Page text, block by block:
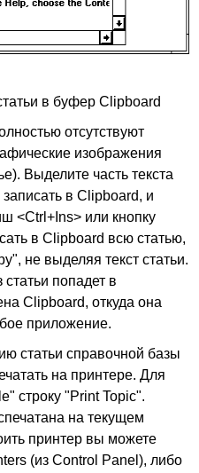
в буфер Clipboard
отсутствуют
изображения
Выделите часть текста
в Clipboard, и
<Ctrl+Ins> или кнопку
в Clipboard всю статью,
не выделяя текст статьи.
попадет в
Clipboard, откуда она
приложение.
статьи справочной базы
на принтере. Для
строку "Print Topic".
на текущем
принтер вы можете
(из Control Panel), либо